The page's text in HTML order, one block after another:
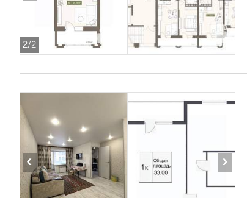
2/2
‹ ›